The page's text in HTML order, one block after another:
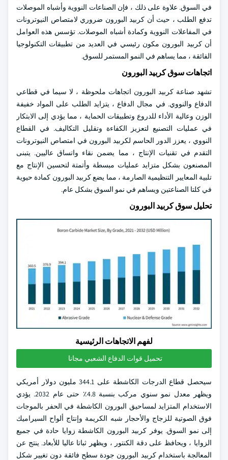
في السوق. علاوة على ذلك ، فإن الصناعات النووية وأشباه الموصلات
تدفع الطلب ، حيث أن كربيد البورون ضروري لامتصاص النيوترونات
في المفاعلات النووية وكمادة أشباه الموصلات. تؤسس هذه العوامل
أن كربيد البورون مكون رئيسي في العديد من تطبيقات التكنولوجيا
الفائقة ، مما يساهم في النمو المستمر للسوق.
اتجاهات سوق كربيد البورون
تشهد صناعة كربيد البورون اتجاهات ملحوظة ، لا سيما في قطاعي
الدفاع والنووي. في مجال الدفاع ، يتزايد الطلب على المواد خفيفة
الوزن وعالية الأداء للدروع وتطبيقات الحماية ، مما يؤدي إلى الابتكار
في عمليات التصنيع لتعزيز الكفاءة وتقليل التكاليف. في القطاع
النووي ، يعزز الدور الحاسم لكربيد البورون في امتصاص النيوترونات
التقدم في تقنيات الإنتاج ، مما يضمن نقاء واتساق عاليين. يتبنى
المصنعون بشكل متزايد عمليات مبسطة وأتمتة لتحسين الإنتاج مع
تلبية المعايير التنظيمية الصارمة ، مما يضع كربيد البورون كمادة حيوية
في كلتا الصناعتين ويساهم في نمو السوق بشكل عام.
تحليل سوق كربيد البورون
لفهم الاتجاهات الرئيسية
تحميل قوات الدفاع الشعبي مجانا
سيحصل قطاع الدرجات الكاشطة على 344.1 مليون دولار أمريكي
ويظهر معدل نمو سنوي مركب بنسبة 4.8٪ حتى عام 2032. يؤدي
الاستخدام المتزايد لمساحيق البورون الكاشطة في الحفر بالموجات
فوق الصوتية للزجاج والأحجار شبه الكريمة وإنتاج ألواح السيراميك
إلى نمو السوق. يوفر كربيد البورون الكاشطة زوايا حادة في جميع
الزوايا ، ويحافظ على دقة الكنتور ، ويظهر ثباتا عاليا للأبعاد. ينتج عن
المعالجة باستخدام كربيد البورون جودة سطح فائقة دون تغيير شكل